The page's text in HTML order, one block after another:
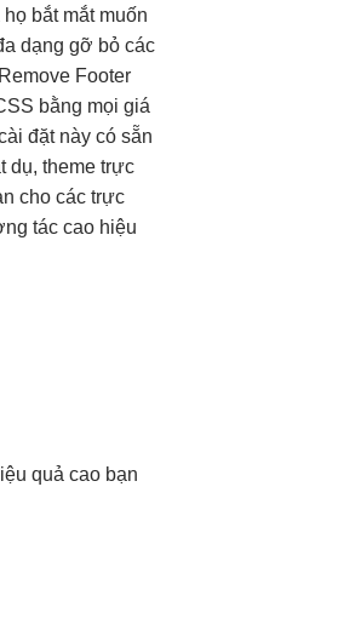
bắt mắtmuốn
dạng gỡ bỏ các
Footer
bằng mọi giá
đặt này có sẵn
dụ, themetrực
cho cáctrực
tác cao hiệu
quả cao bạn